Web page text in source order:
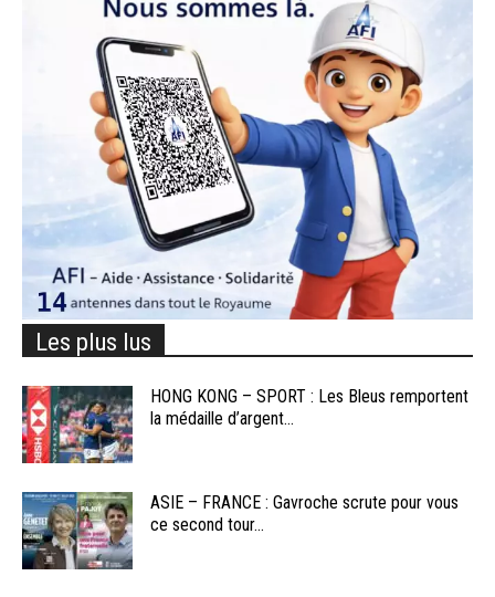
Les plus lus
HONG KONG – SPORT : Les Bleus remportent
la médaille d’argent...
ASIE – FRANCE : Gavroche scrute pour vous
ce second tour...